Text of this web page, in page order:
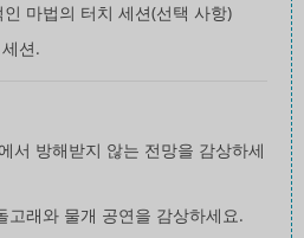
마법의 터치 세션(선택 사항)
션.
서 방해받지 않는 전망을 감상하세
고래와 물개 공연을 감상하세요.